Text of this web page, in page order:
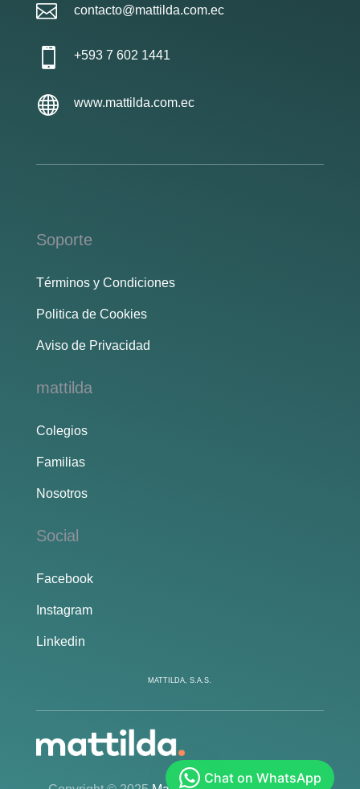
 contacto@mattilda.com.ec
 +593 7 602 1441
 www.mattilda.com.ec
Soporte
Términos y Condiciones
Politica de Cookies
Aviso de Privacidad
mattilda
Colegios
Familias
Nosotros
Social
Facebook
Instagram
Linkedin
MATTILDA, S.A.S.